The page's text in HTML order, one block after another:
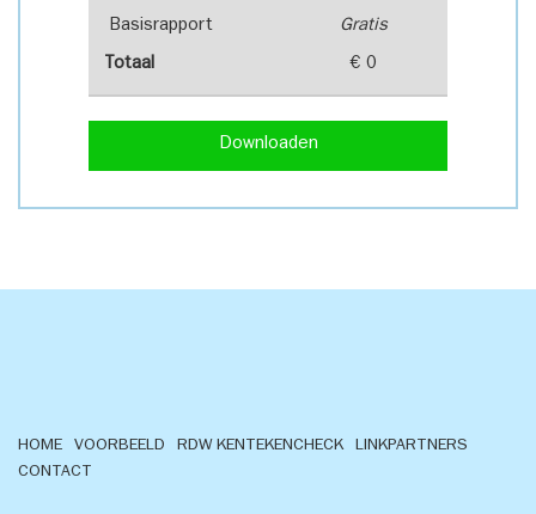
Basisrapport Gratis
Totaal € 0
Downloaden
HOME VOORBEELD RDW KENTEKENCHECK
LINKPARTNERS
CONTACT